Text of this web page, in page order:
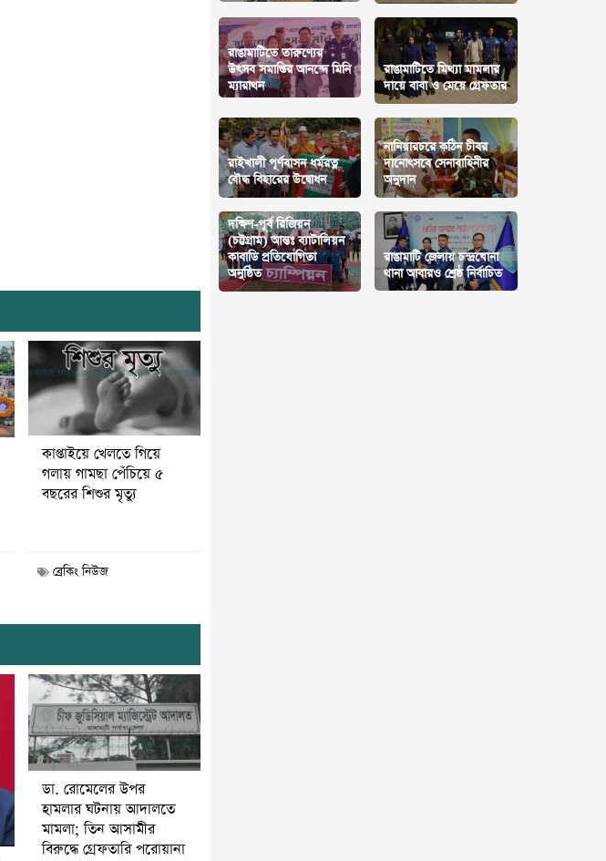
কাপ্তাইয়ে খেলতে গিয়ে
গলায় গামছা পেঁচিয়ে ৫
বছরের শিশুর মৃত্যু
ব্রেকিং নিউজ
ডা. রোমেলের উপর
হামলার ঘটনায় আদালতে
মামলা; তিন আসামীর
বিরুদ্ধে গ্রেফতারি পরোয়ানা
রাঙামাটিতে তারুণ্যের
উৎসব সমাপ্তির আনন্দে মিনি
ম্যারাথন
রাঙামাটিতে মিথ্যা মামলার
দায়ে বাবা ও মেয়ে গ্রেফতার
রাইখালী পূর্ণবাসন ধর্মরত্ন
বৌদ্ধ বিহারের উদ্বোধন
নানিয়ারচরে কঠিন চীবর
দানোৎসবে সেনাবাহিনীর
অনুদান
দক্ষিণ-পূর্ব রিজিয়ন
(চট্টগ্রাম) আন্তঃ ব্যাটালিয়ন
কাবাডি প্রতিযোগিতা
অনুষ্ঠিত
রাঙামাটি জেলায় চন্দ্রঘোনা
থানা আবারও শ্রেষ্ঠ নির্বাচিত